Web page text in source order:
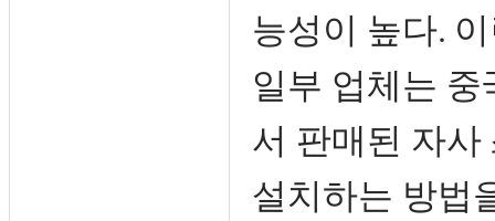
능성이 높다.
일부 업체는
서 판매된 자
설치하는 방법